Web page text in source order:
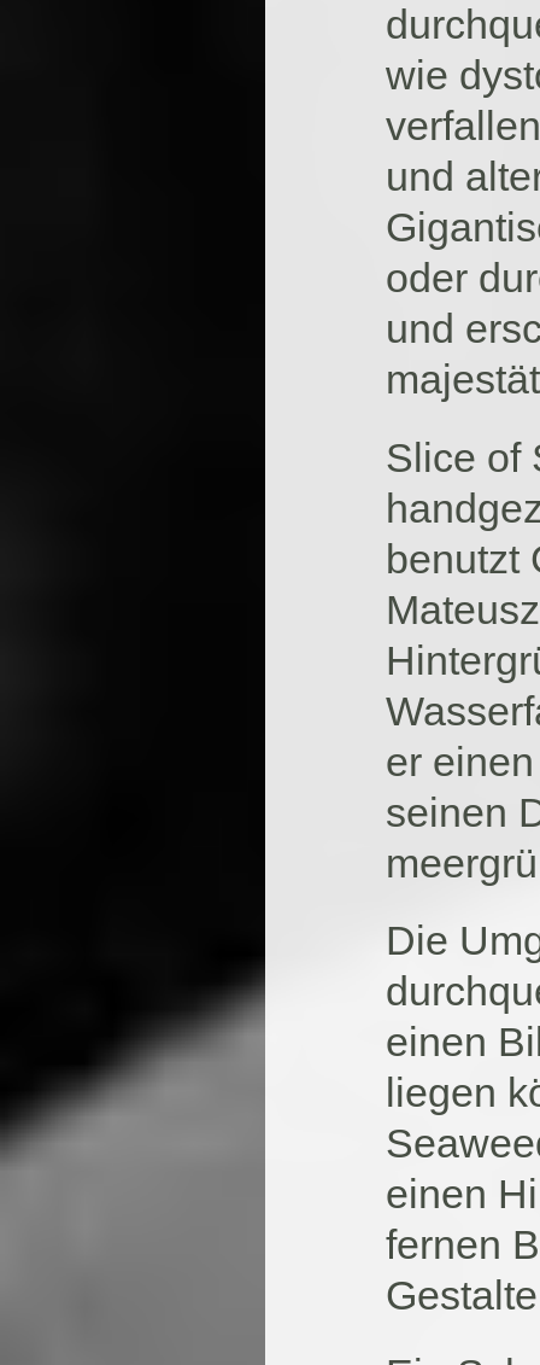
wie
und
oder
und
Slice of
benutzt
er
seinen
Die
einen
liegen
einen
fernen